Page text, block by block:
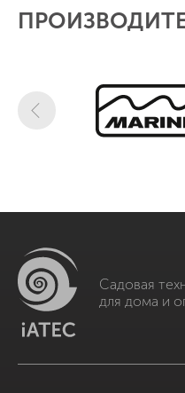
Садовая
для дома и